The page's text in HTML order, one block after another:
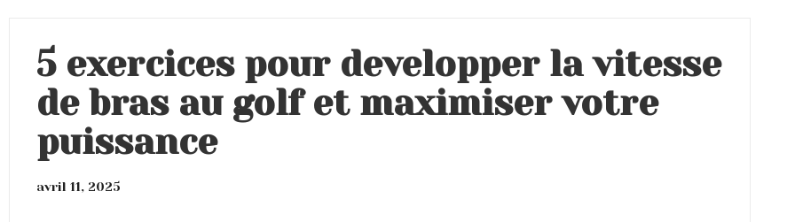
5 exercices pour developper la vitesse
de bras au golf et maximiser votre
puissance
avril 11, 2025